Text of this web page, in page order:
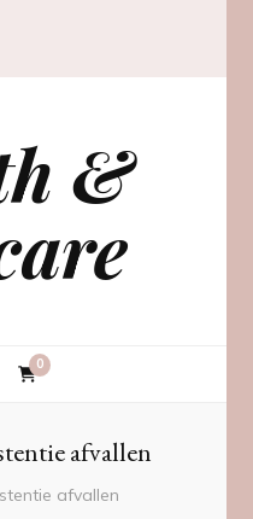
&
0
afvallen
afvallen